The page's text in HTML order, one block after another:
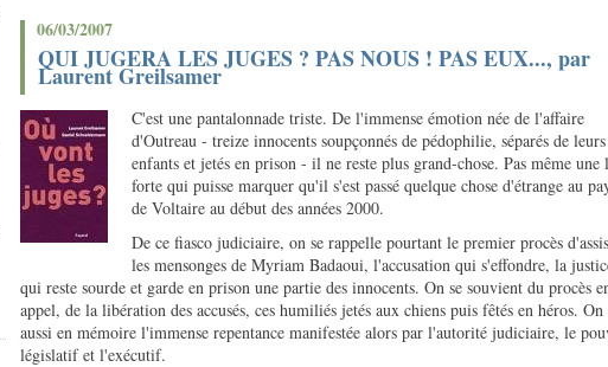
06/03/2007
QUI JUGERA LES JUGES ? PAS NOUS ! PAS EUX..., par
Laurent Greilsamer
C'est une pantalonnade triste. De l'immense émotion née de l'affaire
d'Outreau - treize innocents soupçonnés de pédophilie, séparés de leurs
enfants et jetés en prison - il ne reste plus grand-chose. Pas même une
forte qui puisse marquer qu'il s'est passé quelque chose d'étrange au
de Voltaire au début des années 2000.
De ce fiasco judiciaire, on se rappelle pourtant le premier procès
les mensonges de Myriam Badaoui, l'accusation qui s'effondre, la
qui reste sourde et garde en prison une partie des innocents. On se souvient du procès
appel, de la libération des accusés, ces humiliés jetés aux chiens puis fêtés en héros. On
aussi en mémoire l'immense repentance manifestée alors par l'autorité judiciaire, le
législatif et l'exécutif.